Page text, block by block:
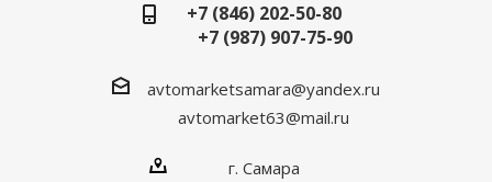
+7 (846) 202-50-80
+7 (987) 907-75-90
avtomarketsamara@yandex.ru
avtomarket63@mail.ru
г. Самара